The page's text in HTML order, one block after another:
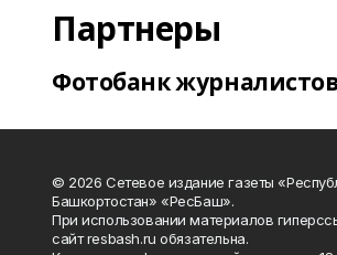
Партнеры
Фотобанк
© 2026 Сетевое издание газеты
Башкортостан» «РесБаш».
При использовании материалов
сайт resbash.ru обязательна.